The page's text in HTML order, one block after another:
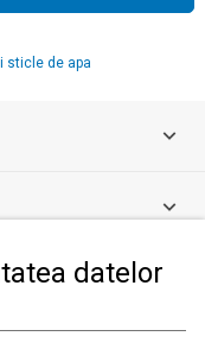
datelor
sticle de apa